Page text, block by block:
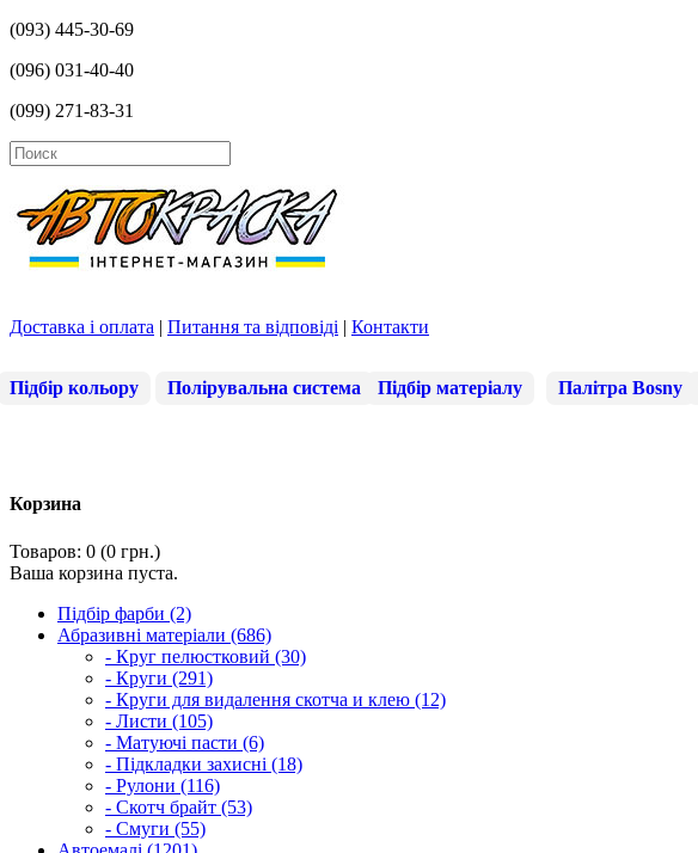
(093) 445-30-69
(096) 031-40-40
(099) 271-83-31
Доставка і оплата | Питання та відповіді | Контакти
Підбір кольору Полірувальна система Підбір матеріалу Палітра Bosny
Корзина
Товаров: 0 (0 грн.)
Ваша корзина пуста.
Підбір фарби (2)
Абразивні матеріали (686)
- Круг пелюстковий (30)
- Круги (291)
- Круги для видалення скотча и клею (12)
- Листи (105)
- Матуючі пасти (6)
- Підкладки захисні (18)
- Рулони (116)
- Скотч брайт (53)
- Смуги (55)